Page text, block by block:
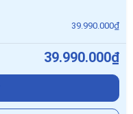
39.990.000₫
39.990.000₫